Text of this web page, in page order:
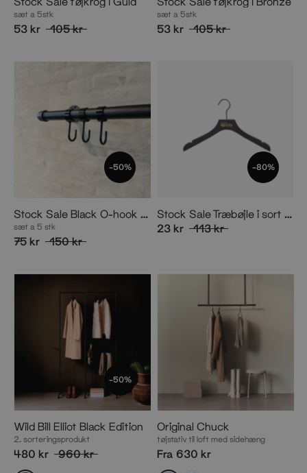
sæt a 5stk
53 kr 105 kr
sæt a 5stk
53 kr 105 kr
-50%
Stock Sale Black O-hook for pipe
sæt a 5 stk
75 kr 150 kr
-80%
Stock Sale Træbøjle i sort med stop
23 kr
113 kr
-50%
Wild Bill Elliot Black Edition
2. sorteringsprodukt
480 kr 960 kr
Original Chuck
tøjstativ til loft med sidehæng
Fra 630 kr